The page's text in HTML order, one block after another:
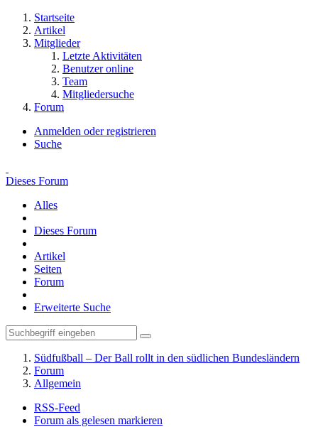
Startseite
Artikel
Mitglieder
Letzte Aktivitäten
Benutzer online
Team
Mitgliedersuche
Forum
Anmelden oder registrieren
Suche
Dieses Forum
Alles
Dieses Forum
Artikel
Seiten
Forum
Erweiterte Suche
Südfußball – Der Ball rollt in den südlichen Bundesländern
Forum
Allgemein
RSS-Feed
Forum als gelesen markieren